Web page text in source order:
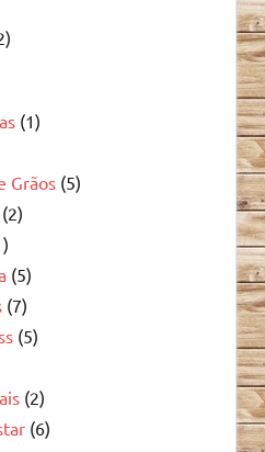
(1)
Grãos (5)
(2)
(5)
(7)
(5)
(2)
(6)